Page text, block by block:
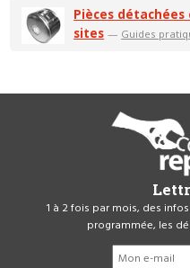
Pièces
sites — Guides
1 à 2 fois par mois, des
programmée, les